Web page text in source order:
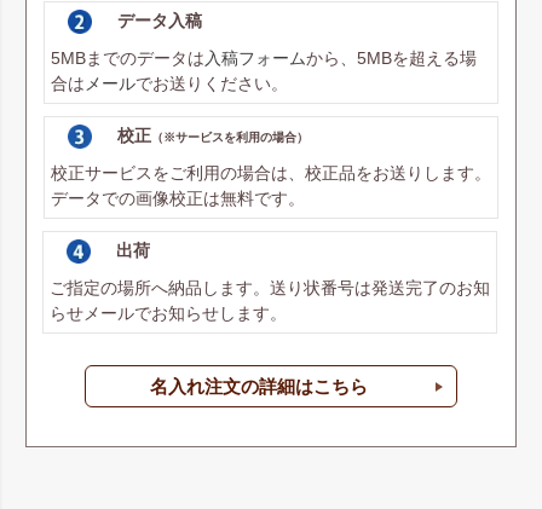
データ入稿
5MBまでのデータは 入稿フォームから、5MBを超える場
合は メールでお送りください。
校正（※サービスを利用の場合）
校正サービスをご利用の場合は、校正品をお送りします。
データでの画像校正は無料です。
出荷
ご指定の場所へ納品します。送り状番号は発送完了のお知
らせメールでお知らせします。
名入れ注文の詳細はこちら